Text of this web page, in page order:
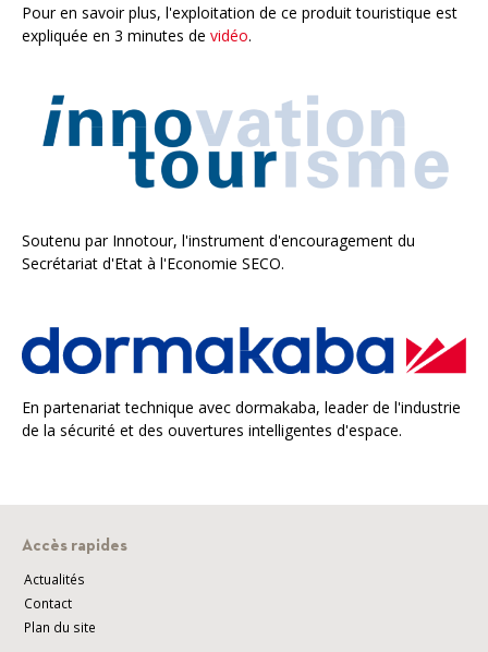
Pour en savoir plus, l'exploitation de ce produit touristique est
expliquée en 3 minutes de vidéo.
Soutenu par Innotour, l'instrument d'encouragement du
Secrétariat d'Etat à l'Economie SECO.
En partenariat technique avec dormakaba, leader de l'industrie
de la sécurité et des ouvertures intelligentes d'espace.
Accès rapides
Actualités
Contact
Plan du site